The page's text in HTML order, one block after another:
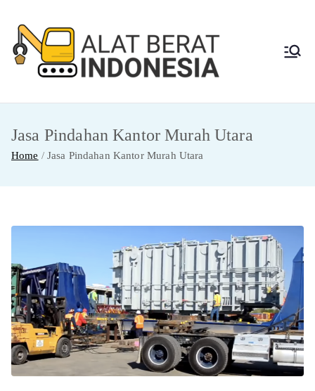
content
Berat
Indon
Jasa Sewa Alat
Jasa Pindahan Kantor Murah Utara
Home Jasa Pindahan Kantor Murah Utara